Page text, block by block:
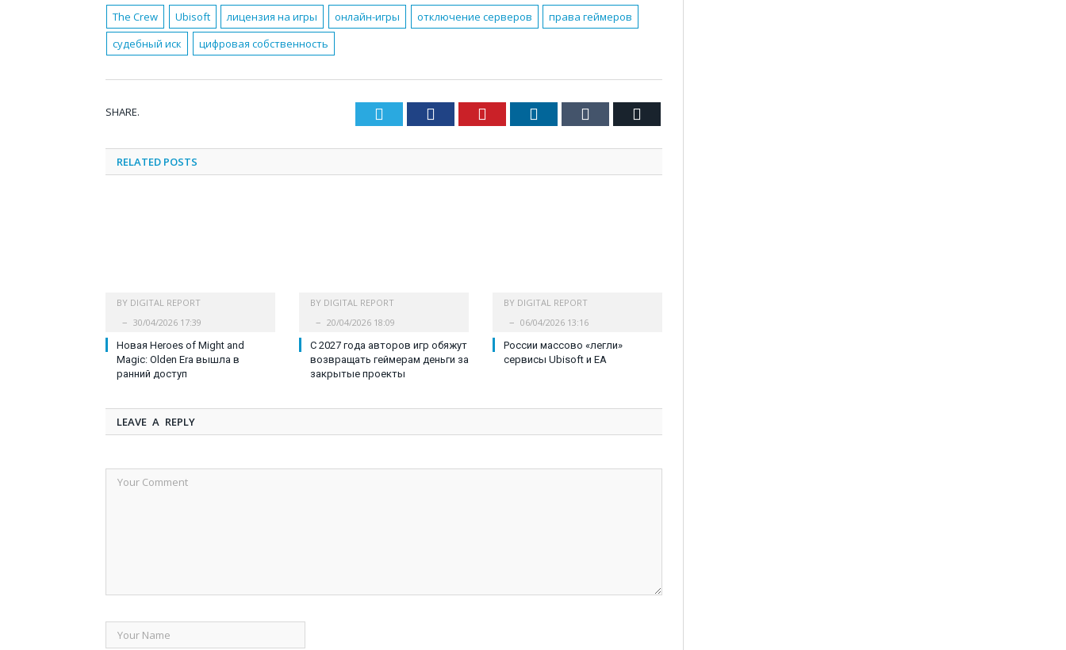
The Crew Ubisoft лицензия на игры онлайн-игры отключение серверов
права геймеров
судебный иск
цифровая собственность
SHARE. Twitter Facebook Pinterest LinkedIn Tumblr
RELATED POSTS
BY DIGITAL REPORT
30/04/2026 17:39
Новая Heroes of Might and
Magic: Olden Era вышла в
ранний доступ
BY DIGITAL REPORT
20/04/2026 18:09
С 2027 года авторов игр обяжут
возвращать геймерам деньги за
закрытые проекты
BY DIGITAL REPORT
06/04/2026 13:16
России массово «легли»
сервисы Ubisoft и EA
LEAVE A REPLY